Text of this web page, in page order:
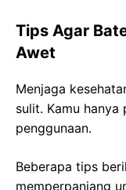
Tips Agar
Awet
Menjaga
sulit. Kamu
penggunaan.
Beberapa tips
memperpanjang